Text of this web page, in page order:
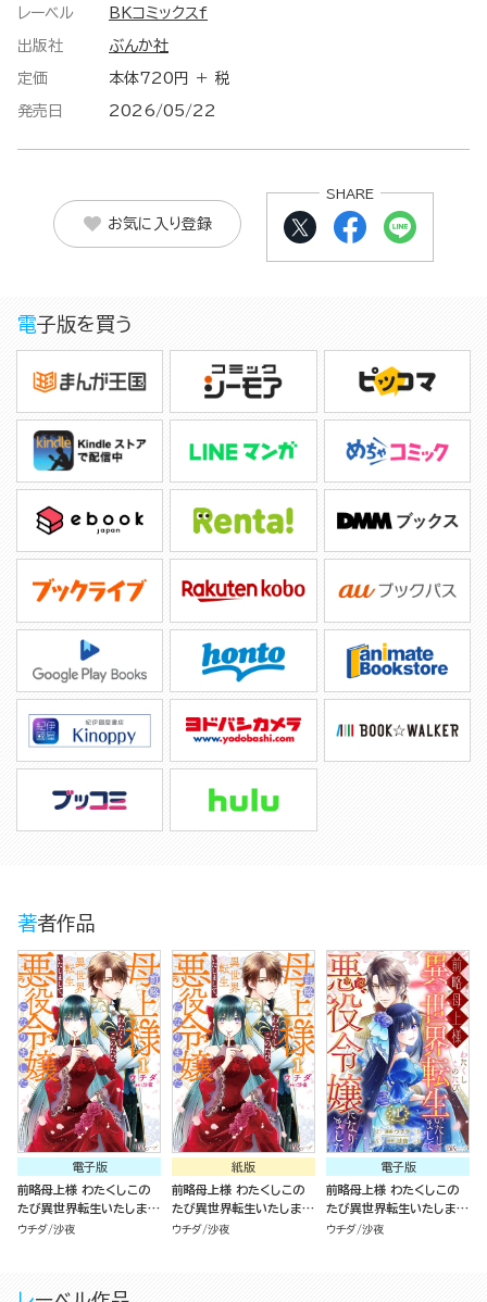
レーベル BKコミックスf
出版社 ぶんか社
定価 本体720円 ＋ 税
発売日 2026/05/22
お気に入り登録
SHARE
電子版を買う
著者作品
電子版
前略母上様 わたくしこの
たび異世界転生いたしまし
て、悪役令嬢になりました
ウチダ 沙夜
紙版
前略母上様 わたくしこの
たび異世界転生いたしまし
て、悪役令嬢になりました
ウチダ 沙夜
電子版
前略母上様 わたくしこの
たび異世界転生いたしまし
て、悪役令嬢になりました
ウチダ 沙夜